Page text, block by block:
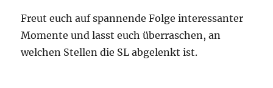
Freut euch auf spannende Folge interessanter
Momente und lasst euch überraschen, an
welchen Stellen die SL abgelenkt ist.